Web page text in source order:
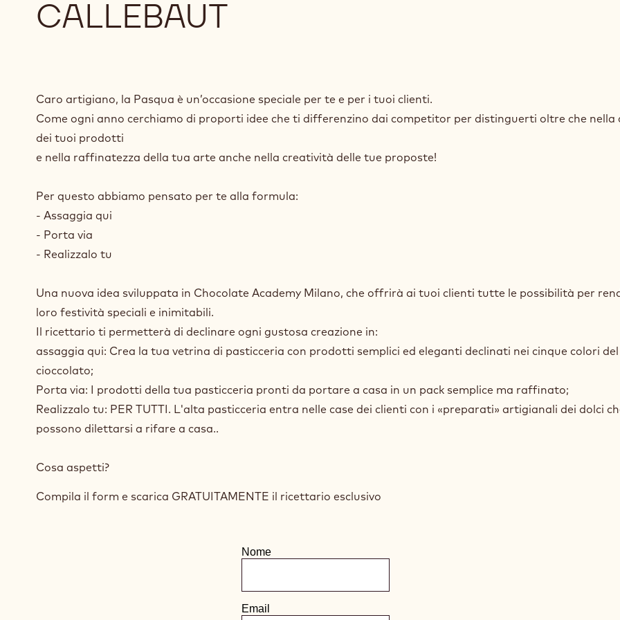
PER TE E I TUOI CLIENTI PASQUA
Caro artigiano, la Pasqua è un’occasione speciale per te e per i tuoi clienti.
dei tuoi prodotti
e nella raffinatezza della tua arte anche nella creatività delle tue proposte!
Per questo abbiamo pensato per te alla formula:
- Porta via
- Realizzalo tu
Una nuova idea sviluppata in Chocolate Academy Milano, che offrirà ai tuoi clienti tutte le possibilità per
loro festività speciali e inimitabili.
Il ricettario ti permetterà di declinare ogni gustosa creazione in:
assaggia qui: Crea la tua vetrina di pasticceria con prodotti semplici ed eleganti declinati nei cinque colori del
cioccolato;
Realizzalo tu: PER TUTTI. L'alta pasticceria entra nelle case dei clienti con i «preparati» artigianali dei dolci che
possono dilettarsi a rifare a casa..
Compila il form e scarica GRATUITAMENTE il ricettario esclusivo